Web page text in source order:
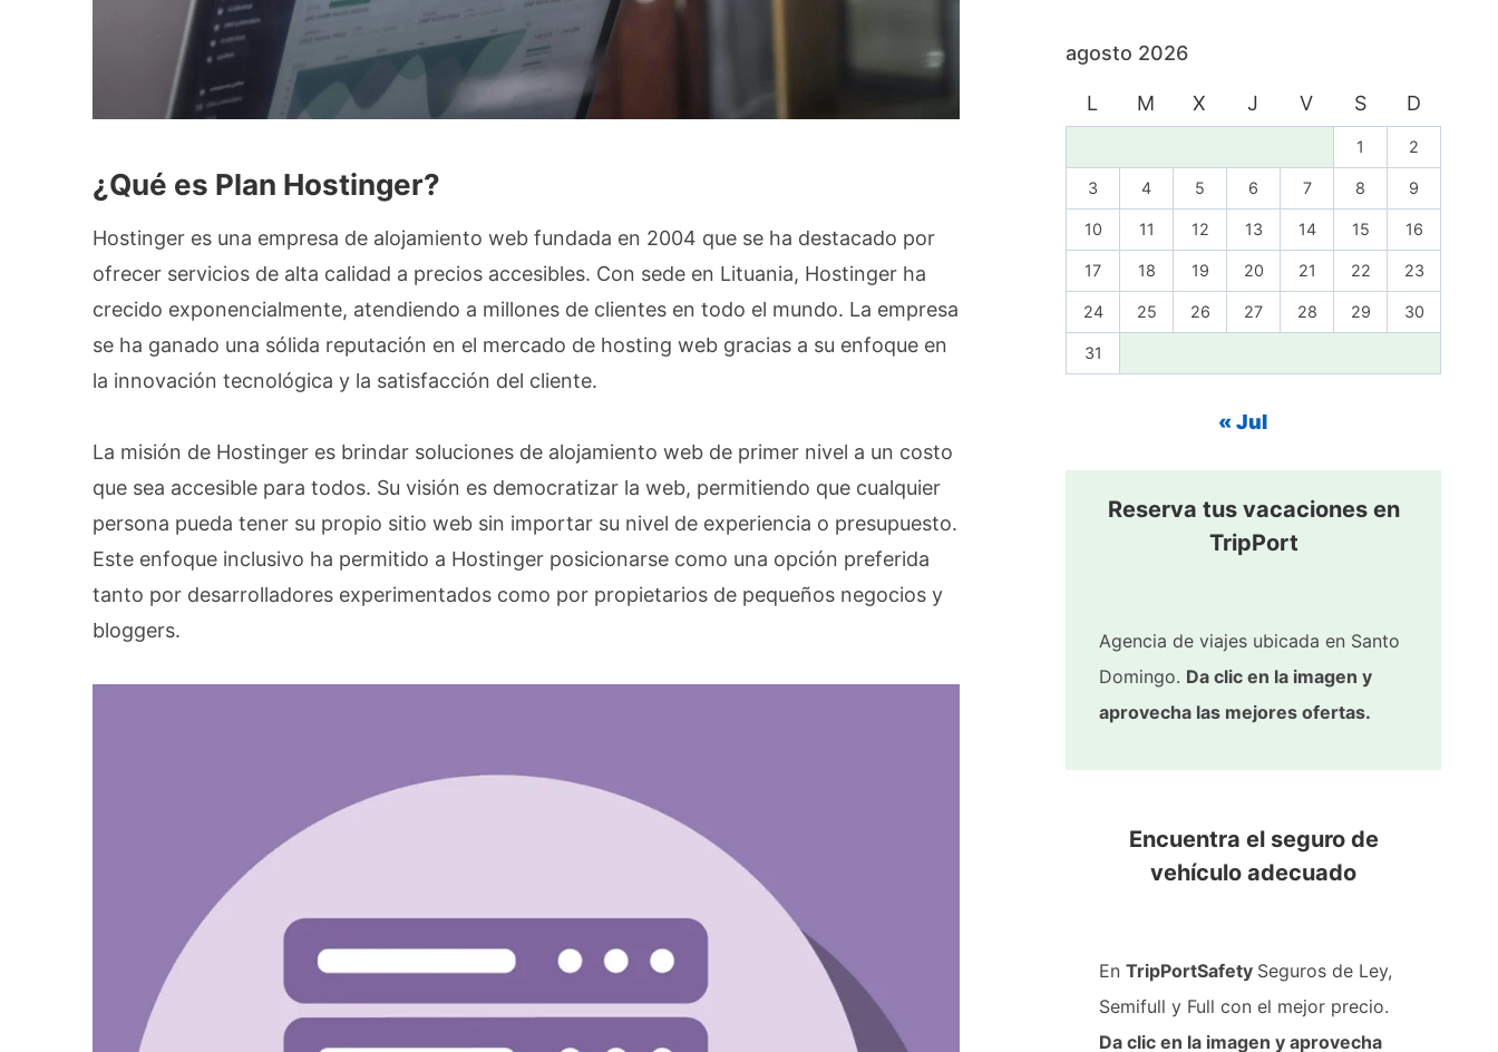
¿Qué es Plan Hostinger?
Hostinger es una empresa de alojamiento web fundada en 2004 que se ha destacado por
ofrecer servicios de alta calidad a precios accesibles. Con sede en Lituania, Hostinger ha
crecido exponencialmente, atendiendo a millones de clientes en todo el mundo. La empresa
se ha ganado una sólida reputación en el mercado de hosting web gracias a su enfoque en
la innovación tecnológica y la satisfacción del cliente.
La misión de Hostinger es brindar soluciones de alojamiento web de primer nivel a un costo
que sea accesible para todos. Su visión es democratizar la web, permitiendo que cualquier
persona pueda tener su propio sitio web sin importar su nivel de experiencia o presupuesto.
Este enfoque inclusivo ha permitido a Hostinger posicionarse como una opción preferida
tanto por desarrolladores experimentados como por propietarios de pequeños negocios y
bloggers.
agosto 2026
L M X J V S D
1 2
3 4 5 6 7 8 9
10 11 12 13 14 15 16
17 18 19 20 21 22 23
24 25 26 27 28 29 30
31
« Jul
Reserva tus vacaciones en
TripPort
Agencia de viajes ubicada en Santo
Domingo. Da clic en la imagen y
aprovecha las mejores ofertas.
Encuentra el seguro de
vehículo adecuado
EnTripPortSafety Seguros de Ley,
Semifull y Full con el mejor precio.
Da clic en la imagen y aprovecha